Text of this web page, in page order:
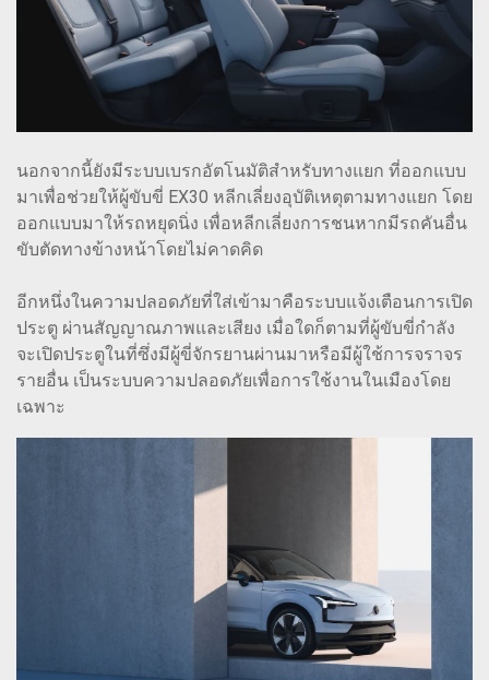
นอกจากนี้ยังมีระบบเบรกอัตโนมัติสำหรับทางแยก ที่ออกแบบ
มาเพื่อช่วยให้ผู้ขับขี่ EX30 หลีกเลี่ยงอุบัติเหตุตามทางแยก โดย
ออกแบบมาให้รถหยุดนิ่ง เพื่อหลีกเลี่ยงการชนหากมีรถคันอื่น
ขับตัดทางข้างหน้าโดยไม่คาดคิด
อีกหนึ่งในความปลอดภัยที่ใส่เข้ามาคือระบบแจ้งเตือนการเปิด
ประตู ผ่านสัญญาณภาพและเสียง เมื่อใดก็ตามที่ผู้ขับขี่กำลัง
จะเปิดประตูในที่ซึ่งมีผู้ขี่จักรยานผ่านมาหรือมีผู้ใช้การจราจร
รายอื่น เป็นระบบความปลอดภัยเพื่อการใช้งานในเมืองโดย
เฉพาะ